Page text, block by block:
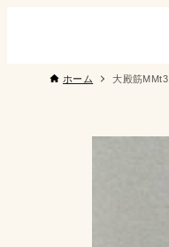
ホーム 大殿筋MMt3